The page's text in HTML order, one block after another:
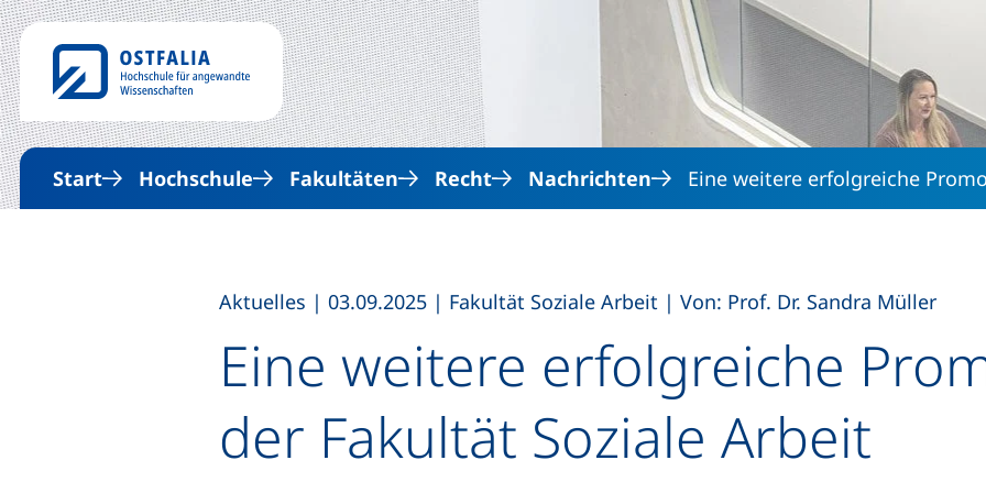
Direkt zum Inhalt
Start Hochschule Fakultäten Recht Nachrichten Eine weitere erfolgreiche
Eine weitere erfolgreiche
der Fakultät Soziale Arbeit
Aktuelles | 03.09.2025 | Fakultät Soziale Arbeit | Von: Prof. Dr. Sandra Müller